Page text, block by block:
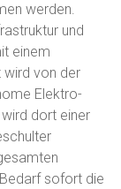
werden.
und
einem
von der
Elektro-
dort einer
sofort die